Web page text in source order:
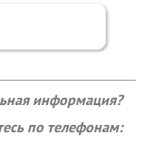
информация?
по телефонам: